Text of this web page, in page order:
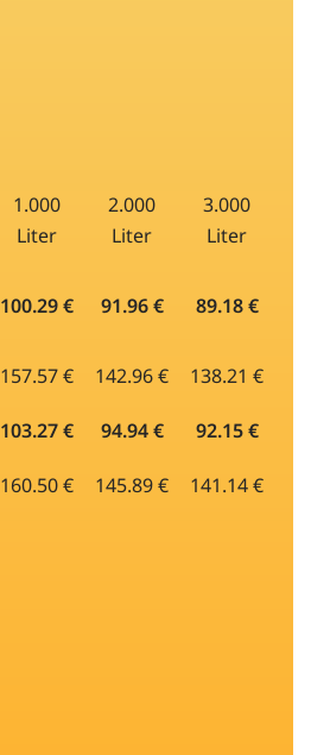
1.000
Liter
2.000
Liter
3.000
Liter
100.29 € 91.96 € 89.18 €
157.57 € 142.96 € 138.21 €
103.27 € 94.94 € 92.15 €
160.50 € 145.89 € 141.14 €